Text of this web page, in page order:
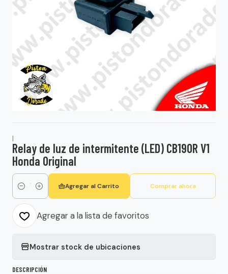
|
Relay de luz de intermitente (LED) CB190R V1
Honda Original
Cantidad
Agregar al Carrito Comprar ahora
Agregar a la lista de favoritos
Mostrar stock de ubicaciones
DESCRIPCIÓN